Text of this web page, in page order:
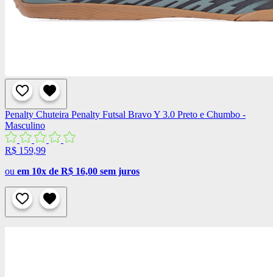
Penalty Chuteira Penalty Futsal Bravo Y 3.0 Preto e Chumbo -
Masculino
R$ 159,99
ou em 10x de R$ 16,00 sem juros